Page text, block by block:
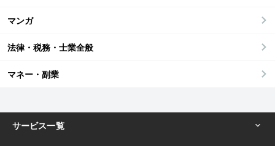
マンガ
法律・税務・士業全般
マネー・副業